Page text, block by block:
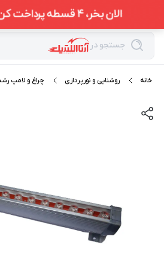
جستجو در
خانه روشنایی و نورپردازی چراغ و لامپ